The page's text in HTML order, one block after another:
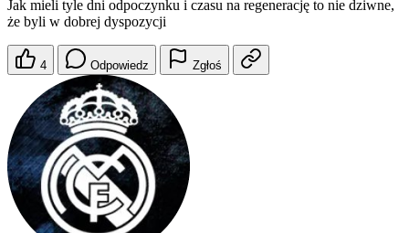
Jak mieli tyle dni odpoczynku i czasu na regenerację to nie dziwne,
że byli w dobrej dyspozycji
4 Odpowiedz Zgłoś